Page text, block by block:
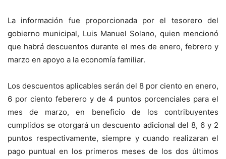
La información fue proporcionada por el tesorero del
gobierno municipal, Luis Manuel Solano, quien mencionó
que habrá descuentos durante el mes de enero, febrero y
marzo en apoyo a la economía familiar.
Los descuentos aplicables serán del 8 por ciento en enero,
6 por ciento feberero y de 4 puntos porcenciales para el
mes de marzo, en beneficio de los contribuyentes
cumplidos se otorgará un descuento adicional del 8, 6 y 2
puntos respectivamente, siempre y cuando realizaran el
pago puntual en los primeros meses de los dos últimos